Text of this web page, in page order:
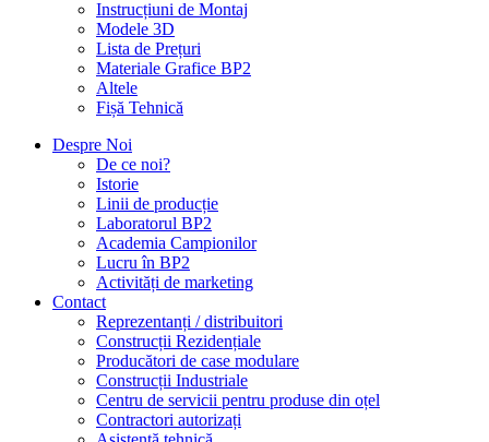
Instrucțiuni de Montaj
Modele 3D
Lista de Prețuri
Materiale Grafice BP2
Altele
Fișă Tehnică
Despre Noi
De ce noi?
Istorie
Linii de producție
Laboratorul BP2
Academia Campionilor
Lucru în BP2
Activități de marketing
Contact
Reprezentanți / distribuitori
Construcții Rezidențiale
Producători de case modulare
Construcții Industriale
Centru de servicii pentru produse din oțel
Contractori autorizați